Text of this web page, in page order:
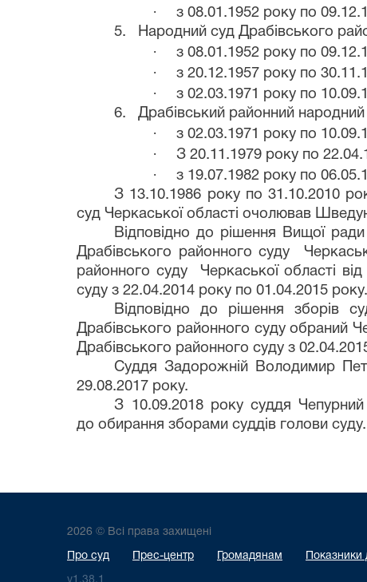
· з 08.01.1952 року по
5.
Народний суд Драбівського
· з 08.01.1952 року по
· з 20.12.1957 року по
· з 02.03.1971 року по
6.
Драбівський районний народний
· з 02.03.1971 року по
· З 20.11.1979 року по
· з 19.07.1982 року по
З 13.10.1986 року по 31.10.2010
суд Черкаської області очолював
Відповідно до рішення Вищої
Драбівського районного суду
районного суду Черкаської області
суду з 22.04.2014 року по 01.04.2015 року.
Відповідно до рішення зборів
Драбівського районного суду обраний
Драбівського районного суду з
Суддя Задорожній Володимир
29.08.2017 року.
З 10.09.2018 року суддя
до обирання зборами суддів голови суду.
2026 © Всі права захищені
Про суд Прес-центр Громадянам Показники